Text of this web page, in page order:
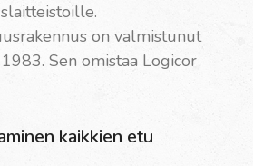
on valmistunut
Sen omistaa Logicor
kaikkien etu